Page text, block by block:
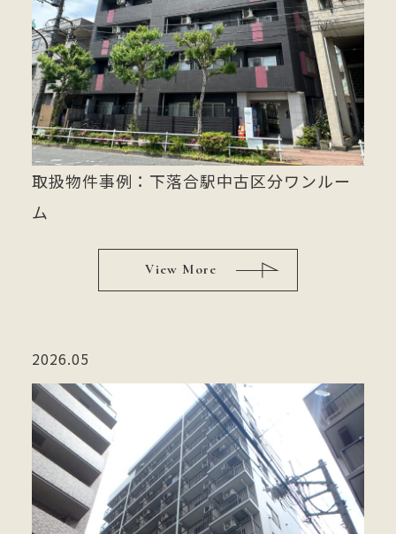
取扱物件事例：下落合駅中古区分ワンルー
ム
View More
2026.05